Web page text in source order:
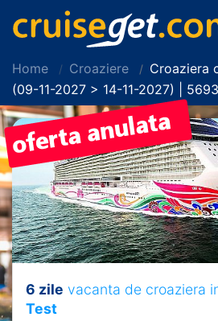
Home Croaziere
Croaziera
(09-11-2027 > 14-11-2027) |
6 zile vacanta de croaziera
Test